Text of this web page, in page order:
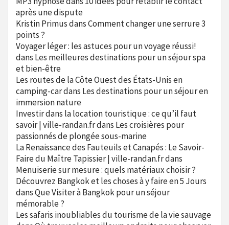
après une dispute
Kristin PrimusdansComment changer une serrure 3
points ?
Voyager léger : les astuces pour un voyage réussi!
dans Les meilleures destinations pour un séjour spa
et bien-être
Les routes de la Côte Ouest des États-Unis en
camping-cardans Les destinations pour un séjour en
immersion nature
Investir dans la location touristique : ce qu’il faut
savoir | ville-randan.frdans Les croisières pour
passionnés de plongée sous-marine
La Renaissance des Fauteuils et Canapés : Le Savoir-
Faire du Maître Tapissier | ville-randan.frdans
Menuiserie sur mesure : quels matériaux choisir ?
Découvrez Bangkok et les choses à y faire en 5 Jours
dansQue Visiter à Bangkok pour un séjour
mémorable ?
Les safaris inoubliables du tourisme de la vie sauvage